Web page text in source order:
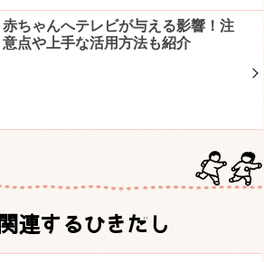
赤ちゃんへテレビが与える影響！注
意点や上手な活用方法も紹介
関連するひきだし